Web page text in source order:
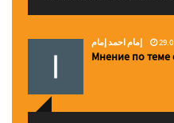
إمام احمد إمام
Мнение по теме